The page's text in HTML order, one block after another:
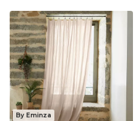
By Eminza